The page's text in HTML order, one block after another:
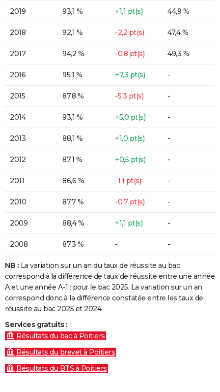
2019 93,1 % +1,1 pt(s) 44,9 %
2018 92,1 % -2,2 pt(s) 47,4 %
2017 94,2 % -0,8 pt(s) 49,3 %
2016 95,1 % +7,3 pt(s) -
2015 87,8 % -5,3 pt(s) -
2014 93,1 % +5,0 pt(s) -
2013 88,1 % +1,0 pt(s) -
2012 87,1 % +0,5 pt(s) -
2011 86,6 % -1,1 pt(s) -
2010 87,7 % -0,7 pt(s) -
2009 88,4 % +1,1 pt(s) -
2008 87,3 % - -
NB : La variation sur un an du taux de réussite au bac
correspond à la différence de taux de réussite entre une année
A et une année A-1 : pour le bac 2025, La variation sur un an
correspond donc à la différence constatée entre les taux de
réussite au bac 2025 et 2024.
Services gratuits :
Résultats du bac à Poitiers
Résultats du brevet à Poitiers
Résultats du BTS à Poitiers